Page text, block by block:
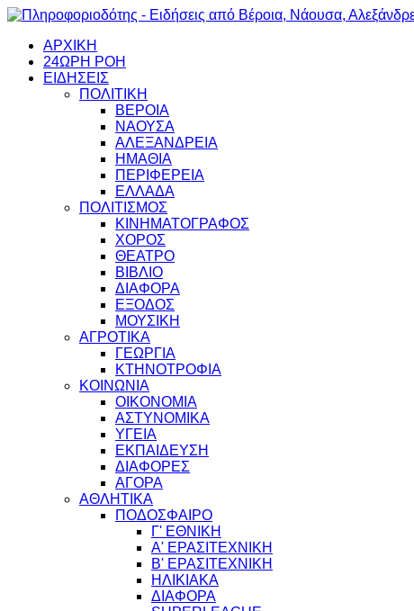
ΑΡΧΙΚΗ
24ΩΡΗ ΡΟΗ
ΕΙΔΗΣΕΙΣ
ΠΟΛΙΤΙΚΗ
ΒΕΡΟΙΑ
ΝΑΟΥΣΑ
ΑΛΕΞΑΝΔΡΕΙΑ
ΗΜΑΘΙΑ
ΠΕΡΙΦΕΡΕΙΑ
ΕΛΛΑΔΑ
ΠΟΛΙΤΙΣΜΟΣ
ΚΙΝΗΜΑΤΟΓΡΑΦΟΣ
ΧΟΡΟΣ
ΘΕΑΤΡΟ
ΒΙΒΛΙΟ
ΔΙΑΦΟΡΑ
ΕΞΟΔΟΣ
ΜΟΥΣΙΚΗ
ΑΓΡΟΤΙΚΑ
ΓΕΩΡΓΙΑ
ΚΤΗΝΟΤΡΟΦΙΑ
ΚΟΙΝΩΝΙΑ
ΟΙΚΟΝΟΜΙΑ
ΑΣΤΥΝΟΜΙΚΑ
ΥΓΕΙΑ
ΕΚΠΑΙΔΕΥΣΗ
ΔΙΑΦΟΡΕΣ
ΑΓΟΡΑ
ΑΘΛΗΤΙΚΑ
ΠΟΔΟΣΦΑΙΡΟ
Γ' ΕΘΝΙΚΗ
Α' ΕΡΑΣΙΤΕΧΝΙΚΗ
Β' ΕΡΑΣΙΤΕΧΝΙΚΗ
ΗΛΙΚΙΑΚΑ
ΔΙΑΦΟΡΑ